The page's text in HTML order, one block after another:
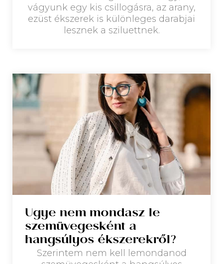
vágyunk egy kis csillogásra, az arany,
ezüst ékszerek is különleges darabjai
lesznek a sziluettnek.
Ugye nem mondasz le
szemüvegesként a
hangsúlyos ékszerekről?
Szerintem nem kell lemondanod